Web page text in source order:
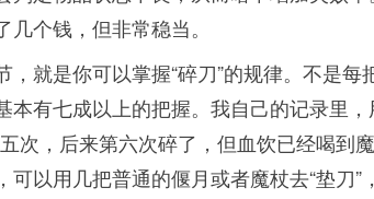
个钱，但非常稳当。
，就是你可以掌握“碎刀”的规律。不是
本有七成以上的把握。我自己的记录里
次，后来第六次碎了，但血饮已经喝到
可以用几把普通的偃月或者魔杖去“垫刀